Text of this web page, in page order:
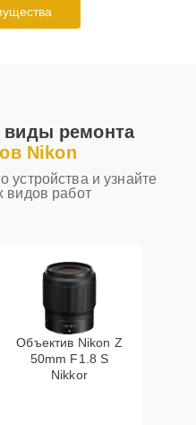
виды ремонта
Nikon
устройства и узнайте
видов работ
Объектив Nikon Z
50mm F1.8 S
Nikkor